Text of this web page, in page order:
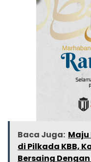
Baca Juga:
di Pilkada KBB,
Bersaing